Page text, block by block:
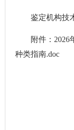
鉴定机构技术
附件：2026
种类指南.doc